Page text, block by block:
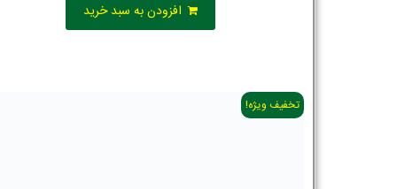
افزودن به سبد خرید
تخفیف ویژه!